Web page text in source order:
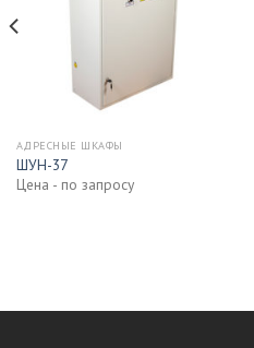
АДРЕСНЫЕ ШКАФЫ
ШУН-37
Цена - по запросу